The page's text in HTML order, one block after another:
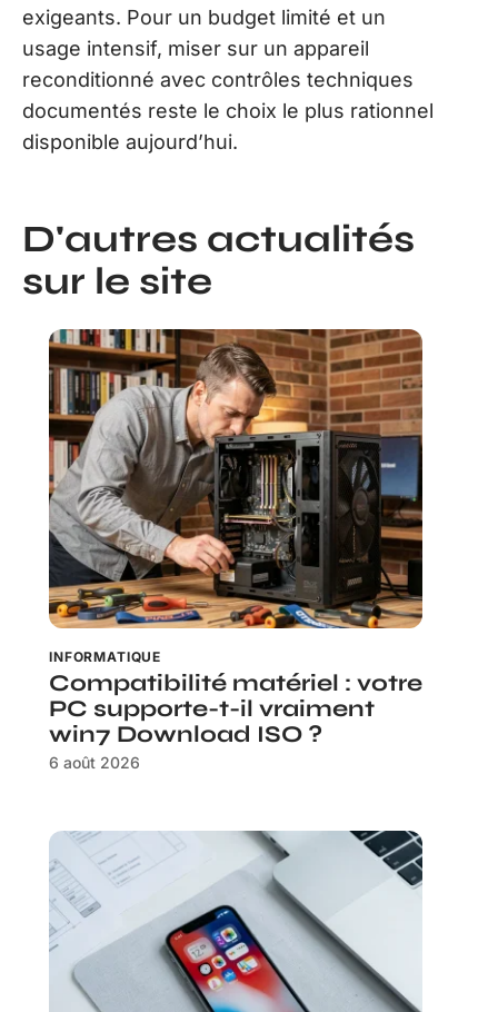
exigeants. Pour un budget limité et un
usage intensif, miser sur un appareil
reconditionné avec contrôles techniques
documentés reste le choix le plus rationnel
disponible aujourd’hui.
D'autres actualités
sur le site
INFORMATIQUE
Compatibilité matériel : votre
PC supporte-t-il vraiment
win7 Download ISO ?
6 août 2026